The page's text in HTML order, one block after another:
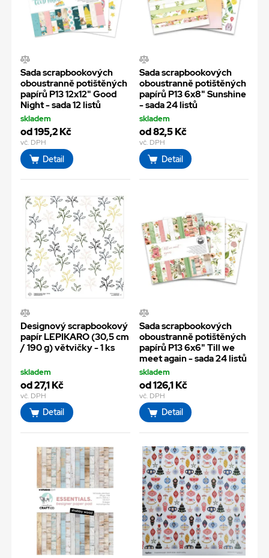
Sada scrapbookových
oboustranně potištěných
papírů P13 12x12" Good
Night - sada 12 listů
skladem
od 195,2 Kč
vč. DPH
Detail
Sada scrapbookových
oboustranně potištěných
papírů P13 6x8" Sunshine
- sada 24 listů
skladem
od 82,5 Kč
vč. DPH
Detail
Designový scrapbookový
papír LEPIKARO (30,5 cm
/ 190 g) větvičky - 1 ks
skladem
od 27,1 Kč
vč. DPH
Detail
Sada scrapbookových
oboustranně potištěných
papírů P13 6x6" Till we
meet again - sada 24 listů
skladem
od 126,1 Kč
vč. DPH
Detail